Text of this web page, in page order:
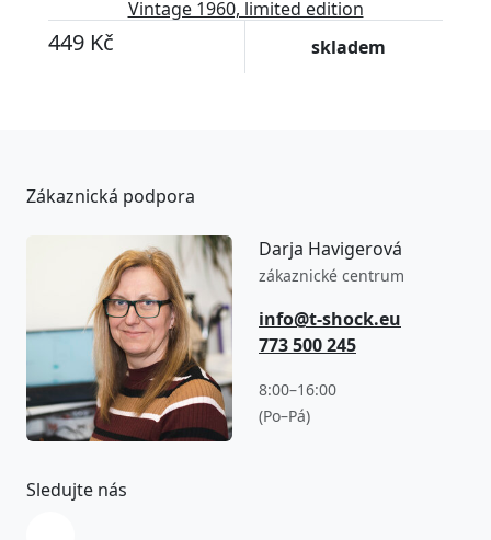
Vintage 1960, limited edition
449 Kč skladem
Zákaznická podpora
Darja Havigerová
zákaznické centrum
info@t-shock.eu
773 500 245
8:00–16:00
(Po–Pá)
Sledujte nás